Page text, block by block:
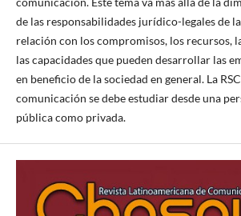
de las responsabilidades jurídico-legales de
relación con los compromisos, los recursos,
las capacidades que pueden desarrollar las
en beneficio de la sociedad en general. La
comunicación se debe estudiar desde una
pública como privada.